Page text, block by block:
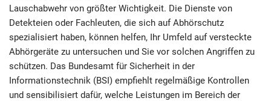
Lauschabwehr von größter Wichtigkeit. Die Dienste von
Detekteien oder Fachleuten, die sich auf Abhörschutz
spezialisiert haben, können helfen, Ihr Umfeld auf versteckte
Abhörgeräte zu untersuchen und Sie vor solchen Angriffen zu
schützen. Das Bundesamt für Sicherheit in der
Informationstechnik (BSI) empfiehlt regelmäßige Kontrollen
und sensibilisiert dafür, welche Leistungen im Bereich der